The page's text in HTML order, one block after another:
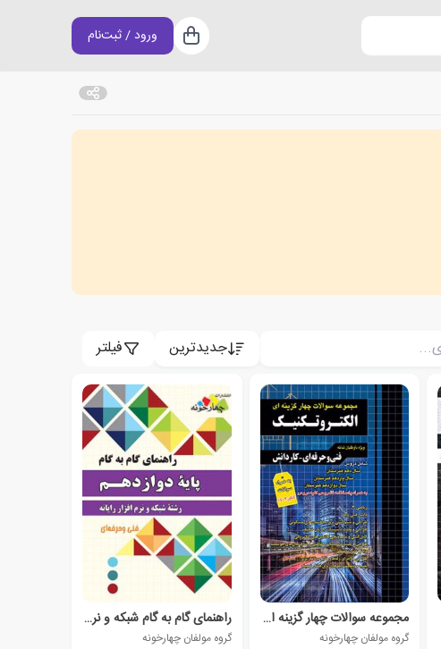
سبد خرید
ورود / ثبت‌نام
جدیدترین فیلتر
مجموعه سوالات چهار گزینه ای الکتروتکنیک
گروه مولفان چهارخونه
راهنمای گام به گام شبکه و نرم افزار رایانه دوازدهم
گروه مولفان چهارخونه